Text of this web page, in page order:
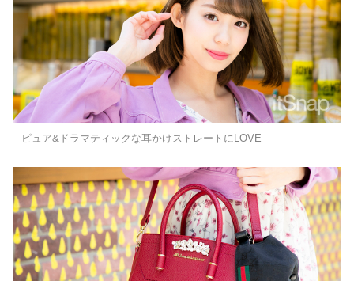
ピュア&ドラマティックな耳かけストレートにLOVE